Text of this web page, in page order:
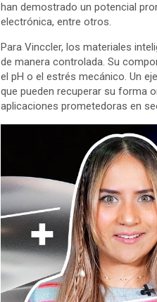
han demostrado un potencial
electrónica, entre otros.
Para Vinccler, los materiales
de manera controlada. Su
el pH o el estrés mecánico. Un
que pueden recuperar su forma
aplicaciones prometedoras en